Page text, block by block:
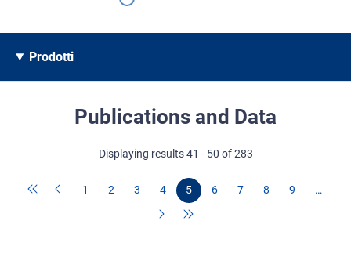
Prodotti
Publications and Data
Displaying results 41 - 50 of 283
1 2 3 4 5 6 7 8 9 …